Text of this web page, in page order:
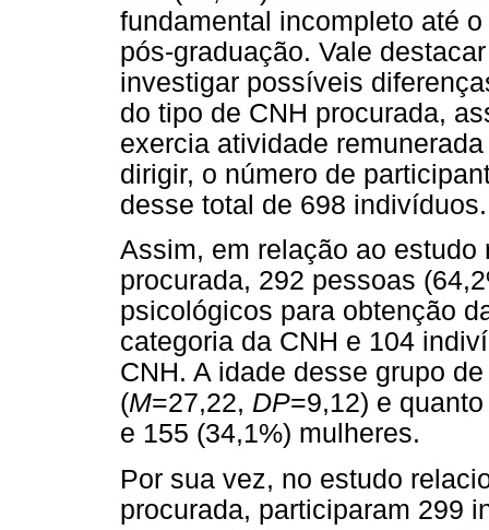
fundamental incompleto até
pós-graduação. Vale
investigar possíveis
do tipo de CNH procurada,
exercia atividade
dirigir, o número de
desse total de 698 indivíduos.
Assim, em relação ao
procurada, 292 pessoas
psicológicos para obtenção
categoria da CNH e 104
CNH. A idade desse grupo
(M=27,22, DP=9,12) e
e 155 (34,1%) mulheres.
Por sua vez, no estudo
procurada, participaram 299